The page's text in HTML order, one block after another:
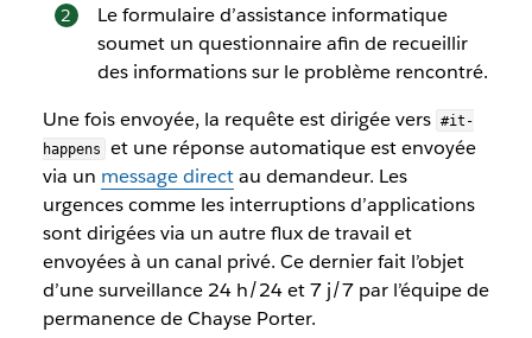
Le formulaire d’assistance informatique
soumet un questionnaire afin de recueillir
des informations sur le problème rencontré.
Une fois envoyée, la requête est dirigée vers #it-
happens
et une réponse automatique est envoyée
via un message directau demandeur. Les
urgences comme les interruptions d’applications
sont dirigées via un autre flux de travail et
envoyées à un canal privé. Ce dernier fait l’objet
d’une surveillance 24 h/24 et 7 j/7 par l’équipe de
permanence de Chayse Porter.